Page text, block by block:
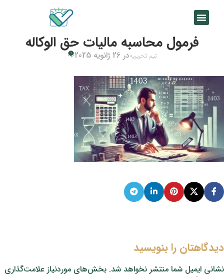
فرمول محاسبه مالیات حق الوکاله
تیم تحریریهدر 26 ژانویه 2025 0
دیدگاهتان را بنویسید
نشانی ایمیل شما منتشر نخواهد شد. بخش‌های موردنیاز علامت‌گذاری